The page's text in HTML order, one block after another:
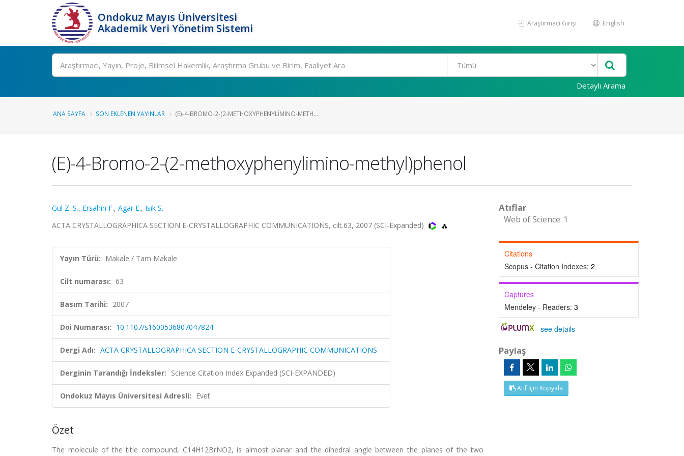
Ondokuz Mayıs Üniversitesi
Akademik Veri Yönetim Sistemi
Araştırmacı Girişi English
Ara
Detaylı Arama
ANA SAYFA SON EKLENEN YAYINLAR (E)-4-BROMO-2-(2-METHOXYPHENYLIMINO-METH...
(E)-4-Bromo-2-(2-methoxyphenylimino-methyl)phenol
Gul Z. S., Ersahin F., Agar E., Isik S.
ACTA CRYSTALLOGRAPHICA SECTION E-CRYSTALLOGRAPHIC COMMUNICATIONS, cilt.63, 2007 (SCI-Expanded)
Yayın Türü: Makale / Tam Makale
Cilt numarası: 63
Basım Tarihi: 2007
Doi Numarası: 10.1107/s1600536807047824
Dergi Adı: ACTA CRYSTALLOGRAPHICA SECTION E-CRYSTALLOGRAPHIC COMMUNICATIONS
Derginin Tarandığı İndeksler: Science Citation Index Expanded (SCI-EXPANDED)
Ondokuz Mayıs Üniversitesi Adresli: Evet
Özet
The molecule of the title compound, C14H12BrNO2, is almost planar and the dihedral angle between the planes of the two
Atıflar
Web of Science: 1
Citations
Scopus - Citation Indexes: 2
Captures
Mendeley - Readers: 3
-see details
Paylaş
Atıf İçin Kopyala